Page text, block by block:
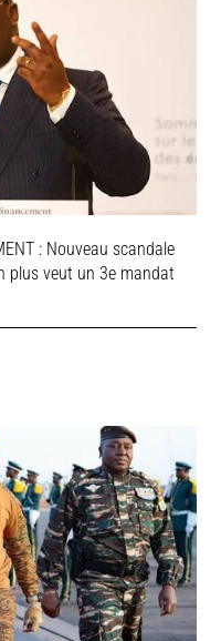
: Nouveau scandale
plus veut un 3e mandat